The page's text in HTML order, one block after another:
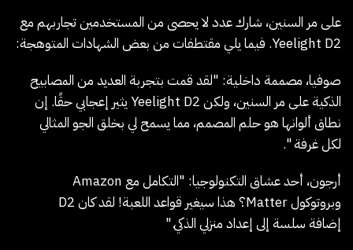
على مر السنين، شارك عدد لا يحصى من المستخدمين تجاربهم مع
Yeelight D2. فيما يلي مقتطفات من بعض الشهادات المتوهجة:
صوفيا، مصممة داخلية: "لقد قمت بتجربة العديد من المصابيح
الذكية على مر السنين، ولكن Yeelight D2 يثير إعجابي حقًا. إن
نطاق ألوانها هو حلم المصمم، مما يسمح لي بخلق الجو المثالي
لكل غرفة ".
أرجون، أحد عشاق التكنولوجيا
: "التكامل مع Amazon
وبروتوكول Matter؟ هذا سيغير قواعد اللعبة! لقد كان D2
إضافة سلسة إلى إعداد منزلي الذكي."